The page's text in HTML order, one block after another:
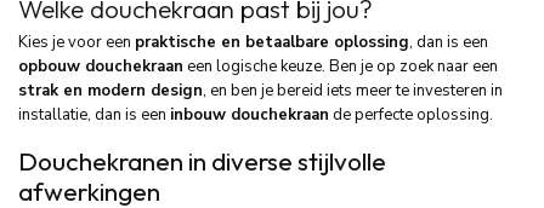
Welke douchekraan past bij jou?
Kies je voor een praktische en betaalbare oplossing, dan is een
opbouw douchekraan een logische keuze. Ben je op zoek naar een
strak en modern design, en ben je bereid iets meer te investeren in
installatie, dan is een inbouw douchekraan de perfecte oplossing.
Douchekranen in diverse stijlvolle
afwerkingen